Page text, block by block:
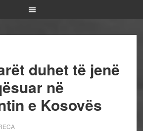
duhet të jenë
në
e Kosovës